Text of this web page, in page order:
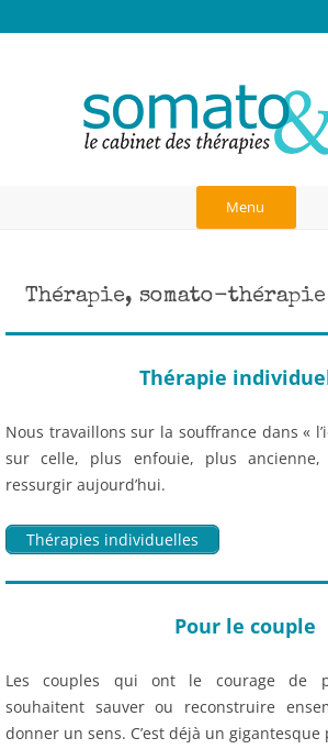
Anick Rosas, Cabinet
Paris
blessure d'abandon, dépendance affective,
neurosciences, communication dans le
psychothérapie corporelle et analytique,
Menu
Aller
Thérapie, somato-
Thérapie
Nous travaillons sur la souffrance dans «
sur celle, plus enfouie, plus
ressurgir aujourd’hui.
Thérapies individuelles
Pour le couple
Les couples qui ont le courage de
souhaitent sauver ou reconstruire
donner un sens. C’est déjà un gigantesque